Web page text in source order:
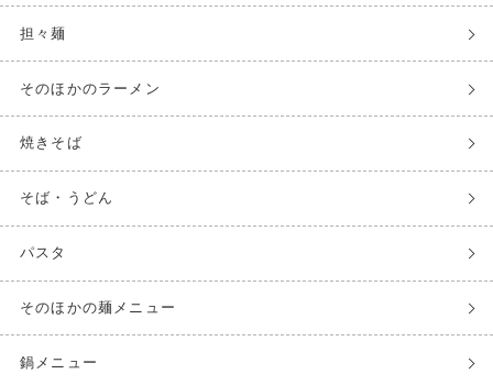
担々麺
そのほかのラーメン
焼きそば
そば・うどん
パスタ
そのほかの麺メニュー
鍋メニュー